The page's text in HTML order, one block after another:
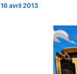
16 avril 2013